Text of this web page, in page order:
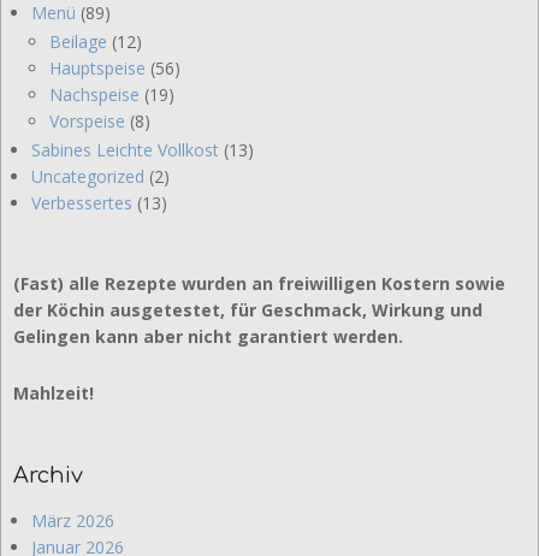
Menü (89)
Beilage (12)
Hauptspeise (56)
Nachspeise (19)
Vorspeise (8)
Sabines Leichte Vollkost (13)
Uncategorized (2)
Verbessertes (13)
(Fast) alle Rezepte wurden an freiwilligen Kostern sowie
der Köchin ausgetestet, für Geschmack, Wirkung und
Gelingen kann aber nicht garantiert werden.
Mahlzeit!
Archiv
März 2026
Januar 2026